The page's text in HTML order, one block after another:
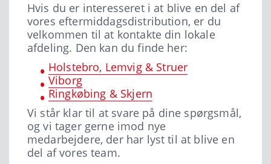
Hvis du er interesseret i at blive en del af
vores eftermiddagsdistribution, er du
velkommen til at kontakte din lokale
afdeling. Den kan du finde her:
Holstebro, Lemvig & Struer
Viborg
Ringkøbing & Skjern
Vi står klar til at svare på dine spørgsmål,
og vi tager gerne imod nye
medarbejdere, der har lyst til at blive en
del af vores team.